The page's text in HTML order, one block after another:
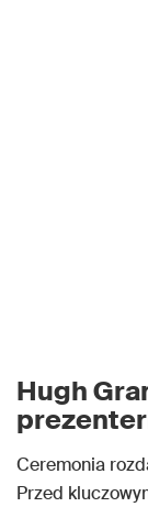
Hugh
Ceremonia
Przed